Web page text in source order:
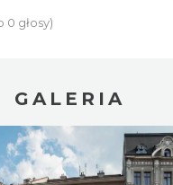
0 głosy)
GALERIA